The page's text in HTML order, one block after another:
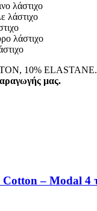
λάστιχο
λάστιχο
λάστιχο
10% ELASTANE.
μας.
– Modal 4